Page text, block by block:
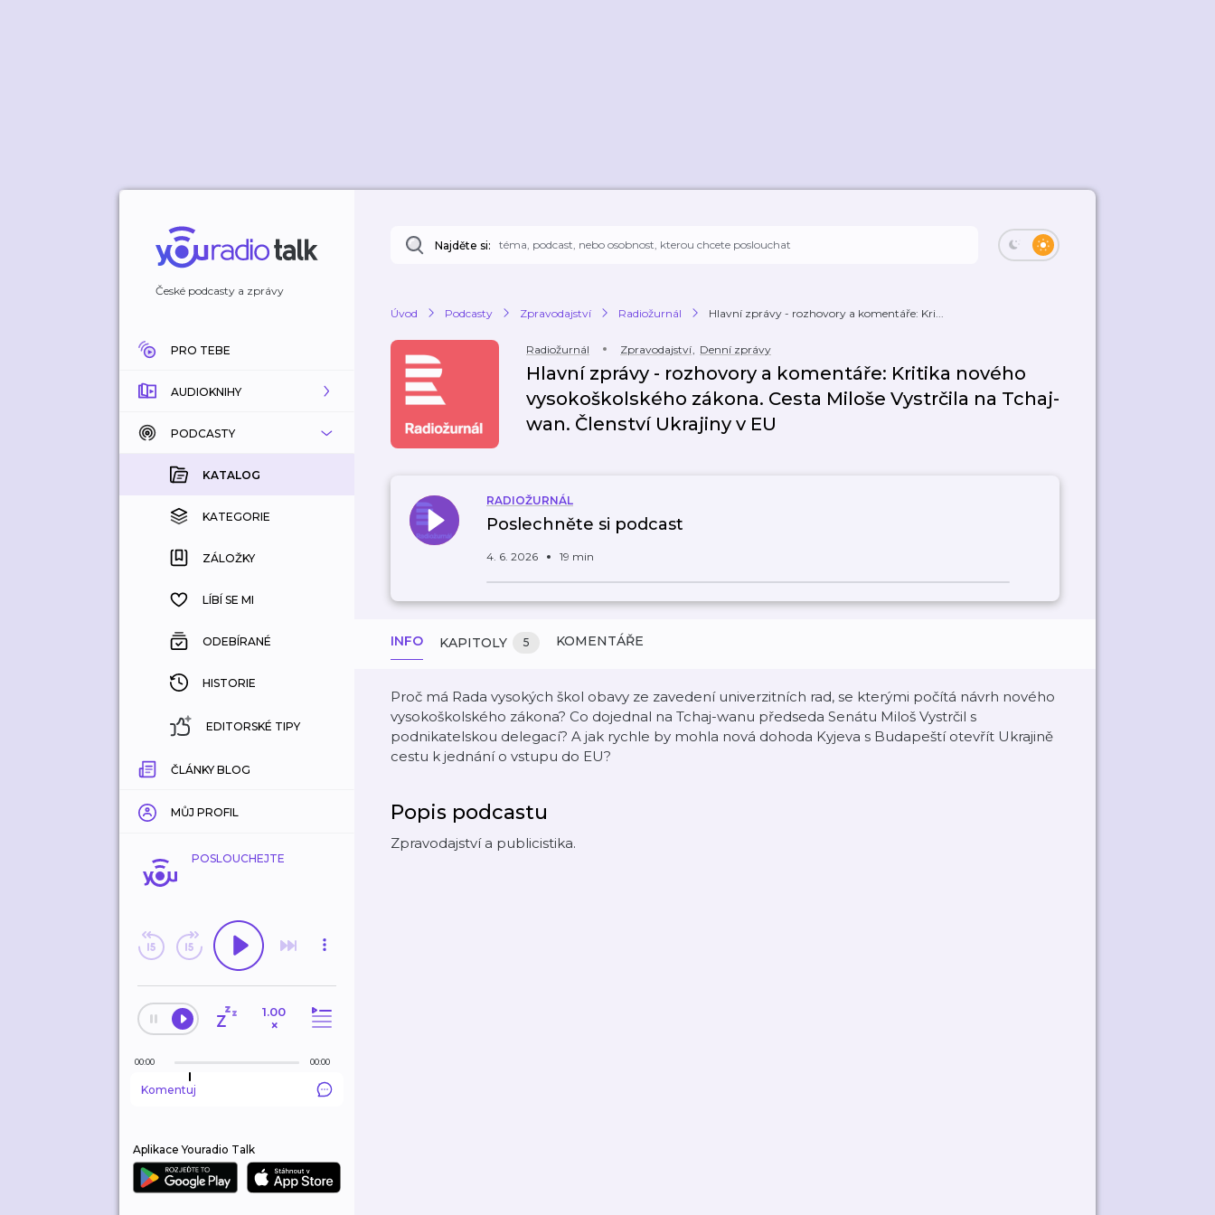
České podcasty a zprávy
PRO TEBE
AUDIOKNIHY
KATALOG
KOUPENÉ
KATEGORIE
ZÁLOŽKY
HISTORIE
PODCASTY
KATALOG
KATEGORIE
ZÁLOŽKY
LÍBÍ SE MI
ODEBÍRANÉ
HISTORIE
EDITORSKÉ TIPY
ČLÁNKY BLOG
MŮJ PROFIL
POSLOUCHEJTE
1.00
×
00:00 00:00
Komentuj
Aplikace Youradio Talk
Najděte si:
Úvod Podcasty Zpravodajství Radiožurnál Hlavní zprávy - rozhovory a komentáře: Kri...
Radiožurnál Zpravodajství, Denní zprávy
Hlavní zprávy - rozhovory a komentáře: Kritika nového
vysokoškolského zákona. Cesta Miloše Vystrčila na Tchaj-
wan. Členství Ukrajiny v EU
RADIOŽURNÁL
Poslechněte si podcast
4. 6. 2026 19 min
INFO KAPITOLY 5 KOMENTÁŘE
Proč má Rada vysokých škol obavy ze zavedení univerzitních rad, se kterými počítá návrh nového
vysokoškolského zákona? Co dojednal na Tchaj-wanu předseda Senátu Miloš Vystrčil s
podnikatelskou delegací? A jak rychle by mohla nová dohoda Kyjeva s Budapeští otevřít Ukrajině
cestu k jednání o vstupu do EU?
Popis podcastu
Zpravodajství a publicistika.